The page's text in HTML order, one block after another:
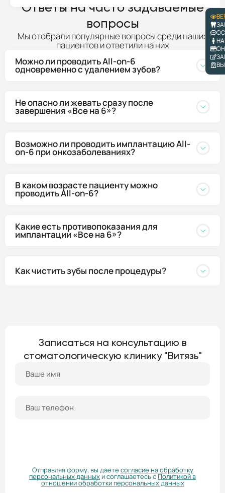
Ответы на часто задаваемые
вопросы
Мы отобрали популярные вопросы среди наших
пациентов и ответили на них
Можно ли проводить All-on-6
одновременно с удалением зубов?
Не опасно ли жевать сразу после
завершения «Все на 6»?
Возможно ли проводить имплантацию All-
on-6 при онкозаболеваниях?
В каком возрасте пациенту можно
проводить All-on-6?
Какие есть противопоказания для
имплантации «Все на 6»?
Как чистить зубы после процедуры?
Записаться на консультацию в
стоматологическую клинику "Витязь"
Отправляя форму, вы даете согласие на обработку
персональных данныхи соглашаетесь сПолитикой в
отношении обработки персональных данных